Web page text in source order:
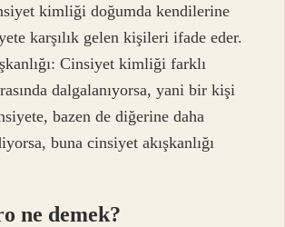
kimliği doğumda kendilerine
karşılık gelen kişileri ifade eder.
Cinsiyet kimliği farklı
dalgalanıyorsa, yani bir kişi
bazen de diğerine daha
buna cinsiyet akışkanlığı
ne demek?